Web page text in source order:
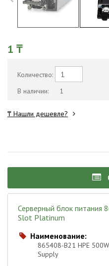
1 ₸
Количество:
В наличии:
1
₸ Нашли дешевле?
Серверный блок питания
Slot Platinum
 Наименование:
865408-B21 HPE
Supply